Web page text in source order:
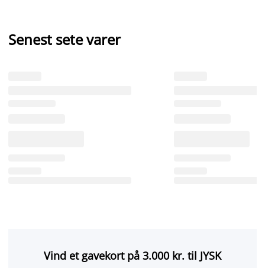
Senest sete varer
Vind et gavekort på 3.000 kr. til JYSK